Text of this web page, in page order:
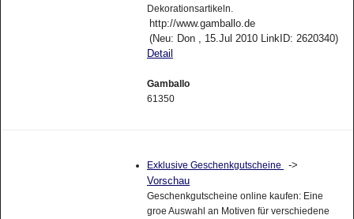
Dekorationsartikeln.
http://www.gamballo.de
(Neu: Don , 15.Jul 2010 LinkID: 2620340)
Detail
Gamballo
61350
Exklusive Geschenkgutscheine
->
Vorschau
Geschenkgutscheine online kaufen: Eine
groe Auswahl an Motiven für verschiedene